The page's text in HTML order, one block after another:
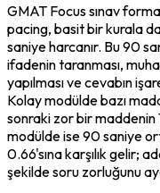
GMAT Focus sınav
pacing, basit bir kurala
saniye harcanır. Bu 90
ifadenin taranması,
yapılması ve cevabın
Kolay modülde bazı
sonraki zor bir maddenin
modülde ise 90 saniye
0.66'sına karşılık gelir;
şekilde soru zorluğunu